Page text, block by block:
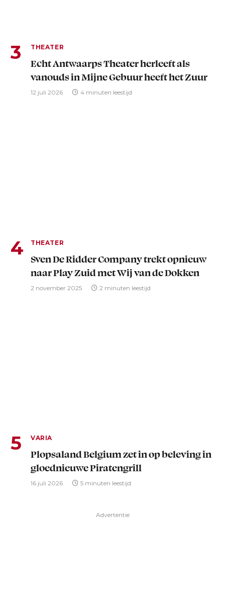
THEATER
Echt Antwaarps Theater herleeft als
vanouds in Mijne Gebuur heeft het Zuur
12 juli 2026 4 minuten leestijd
THEATER
Sven De Ridder Company trekt opnieuw
naar Play Zuid met Wij van de Dokken
2 november 2025 2 minuten leestijd
VARIA
Plopsaland Belgium zet in op beleving in
gloednieuwe Piratengrill
16 juli 2026 5 minuten leestijd
Advertentie